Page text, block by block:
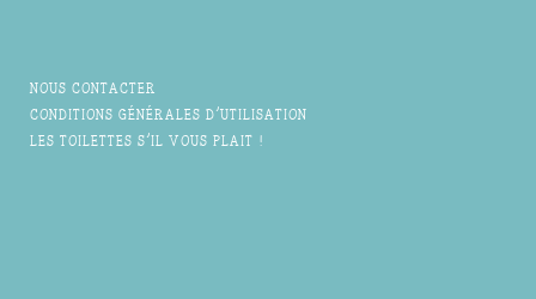
NOUS CONTACTER
CONDITIONS GÉNÉRALES D'UTILISATION
LES TOILETTES S'IL VOUS PLAIT !